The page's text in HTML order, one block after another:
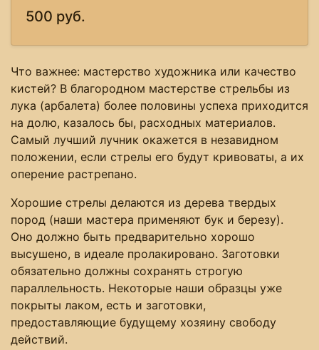
500 руб.
Что важнее: мастерство художника или качество
кистей? В благородном мастерстве стрельбы из
лука (арбалета) более половины успеха приходится
на долю, казалось бы, расходных материалов.
Самый лучший лучник окажется в незавидном
положении, если стрелы его будут кривоваты, а их
оперение растрепано.
Хорошие стрелы делаются из дерева твердых
пород (наши мастера применяют бук и березу).
Оно должно быть предварительно хорошо
высушено, в идеале пролакировано. Заготовки
обязательно должны сохранять строгую
параллельность. Некоторые наши образцы уже
покрыты лаком, есть и заготовки,
предоставляющие будущему хозяину свободу
действий.